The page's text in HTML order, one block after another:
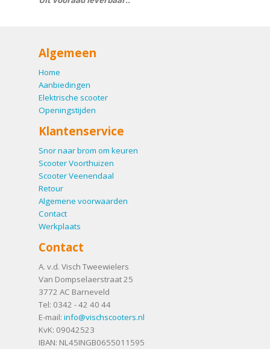
Algemeen
Home
Aanbiedingen
Elektrische scooter
Openingstijden
Klantenservice
Snor naar brom om keuren
Scooter Voorthuizen
Scooter Veenendaal
Retour
Algemene voorwaarden
Contact
Werkplaats
Contact
A. v.d. Visch Tweewielers
Van Dompselaerstraat 25
3772 AC Barneveld
Tel: 0342 - 42 40 44
E-mail: info@vischscooters.nl
KvK: 09042523
IBAN: NL45INGB0655011595